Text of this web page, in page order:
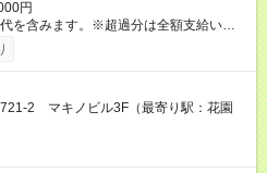
円
を含みます。※超過分は全額支給いたし
円 ～ 40,500円／月 みなし残業時
ヶ月で30万円（月収50万円以上）、1年
上）を支給されているスタッフもいま
分だけお給料に還元される仕組みが整
） 年収429万円/月給：31万円+賞与
2 マキノビル3F（最寄り駅：花園